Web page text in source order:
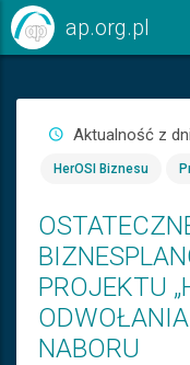
Skip
to
ap.org.pl
Aktualność z
HerOSI Biznesu
PROJEKTU
NABORU